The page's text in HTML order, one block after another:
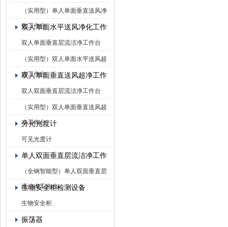
（实用型）单人单面垂直送风净
化工作台
双人单面水平送风净化工作台
双人单面垂直层流洁净工作台
（实用型）双人单面水平送风超
净工作台
双人单面垂直送风超净工作台
双人双面垂直层流洁净工作台
（实用型）双人单面垂直送风超
净工作台
分光光度计
可见光度计
单人双面垂直层流洁净工作台
（全钢智能型）单人双面垂直层
流洁净工作台
生物安全柜检测设备
生物安全柜
振荡器